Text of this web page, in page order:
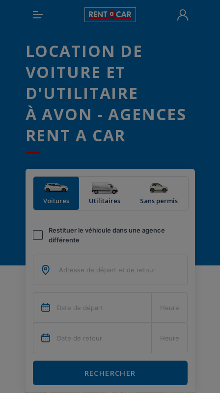
LOCATION DE
VOITURE ET
D'UTILITAIRE
À AVON - AGENCES
RENT A CAR
Voitures Utilitaires Sans permis
Restituer le véhicule dans une agence
différente
RECHERCHER